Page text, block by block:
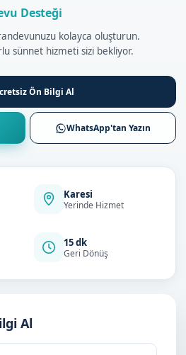
Desteği
kolayca oluşturun.
sünnet hizmeti sizi bekliyor.
Ön Bilgi Al
WhatsApp'tan Yazın
Karesi
Yerinde Hizmet
15 dk
Geri Dönüş
Al